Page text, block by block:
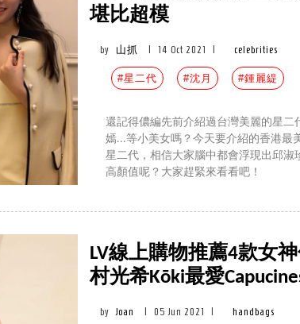
堪比超模
by 山抓 14 Oct 2021 celebrities
#星二代 #沈月 #鍾麗緹
還記得儂編先前介紹過台灣美麗的星
嫣...等小美女嗎？今天要介紹的香港最
星二代，相信大家腦中都會浮現出邱
高顏值呢？大家趕緊來看看吧！
LV線上購物推薦4款女
村光希Kōki最愛
by Joan 05 Jun 2021 handbags